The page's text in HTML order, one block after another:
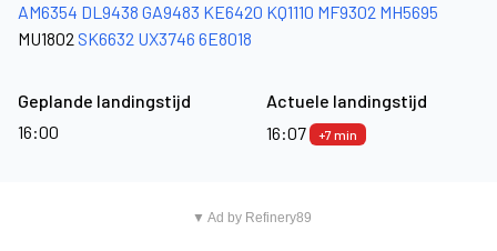
AM6354 DL9438 GA9483 KE6420 KQ1110 MF9302 MH5695
MU1802 SK6632 UX3746 6E8018
Geplande landingstijd
16:00
Actuele landingstijd
16:07
+7 min
▼ Ad by Refinery89